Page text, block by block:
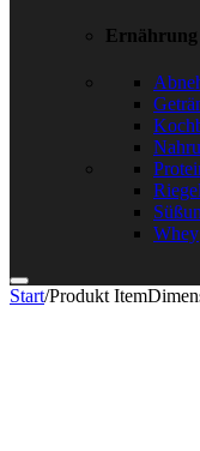
Ernährung
Riegel
Whey
Start/Produkt